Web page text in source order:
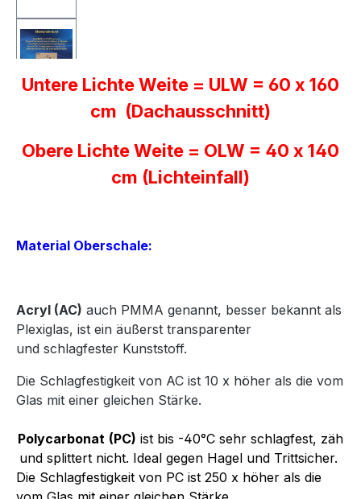
Untere Lichte Weite = ULW = 60 x 160
cm (Dachausschnitt)
Obere Lichte Weite = OLW = 40 x 140
cm (Lichteinfall)
Material Oberschale:
Acryl (AC) auch PMMA genannt, besser bekannt als
Plexiglas, ist ein äußerst transparenter
und schlagfester Kunststoff.
Die Schlagfestigkeit von AC ist 10 x höher als die vom
Glas mit einer gleichen Stärke.
Polycarbonat (PC) ist bis -40°C sehr schlagfest, zäh
und splittert nicht. Ideal gegen Hagel und Trittsicher.
Die Schlagfestigkeit von PC ist 250 x höher als die